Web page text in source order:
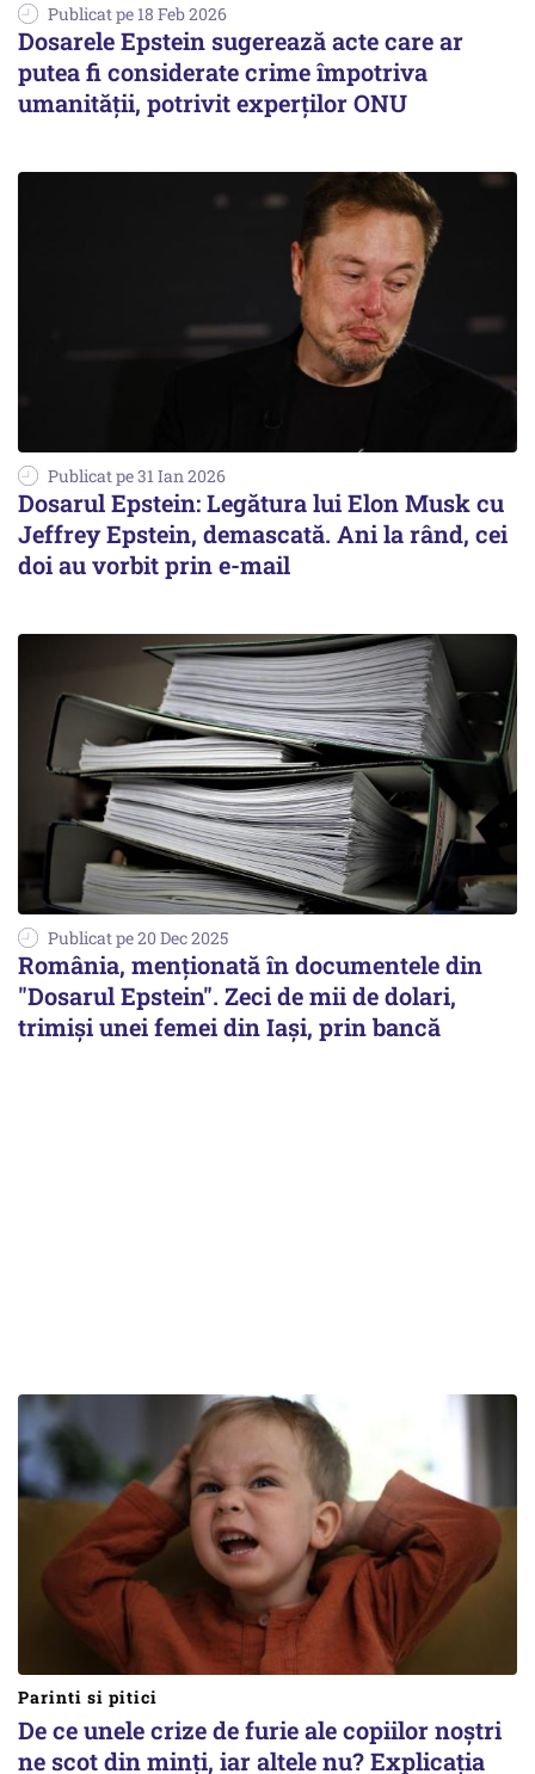
Publicat pe 18 Feb 2026
Dosarele Epstein sugerează acte care ar
putea fi considerate crime împotriva
umanității, potrivit experților ONU
Publicat pe 31 Ian 2026
Dosarul Epstein: Legătura lui Elon Musk cu
Jeffrey Epstein, demascată. Ani la rând, cei
doi au vorbit prin e-mail
Publicat pe 20 Dec 2025
România, menționată în documentele din
"Dosarul Epstein". Zeci de mii de dolari,
trimiși unei femei din Iași, prin bancă
Parinti si pitici
De ce unele crize de furie ale copiilor noștri
ne scot din minți, iar altele nu? Explicația